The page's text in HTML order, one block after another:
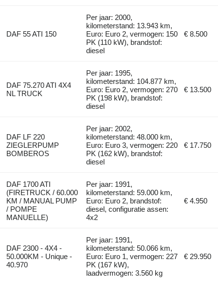
DAF 55 ATI 150
Per jaar: 2000,
kilometerstand: 13.943 km,
Euro: Euro 2, vermogen: 150
PK (110 kW), brandstof:
diesel
€ 8.500
DAF 75.270 ATI 4X4
NL TRUCK
Per jaar: 1995,
kilometerstand: 104.877 km,
Euro: Euro 2, vermogen: 270
PK (198 kW), brandstof:
diesel
€ 13.500
DAF LF 220
ZIEGLERPUMP
BOMBEROS
Per jaar: 2002,
kilometerstand: 48.000 km,
Euro: Euro 3, vermogen: 220
PK (162 kW), brandstof:
diesel
€ 17.750
DAF 1700 ATI
(FIRETRUCK / 60.000
KM / MANUAL PUMP
/ POMPE
MANUELLE)
Per jaar: 1991,
kilometerstand: 59.000 km,
Euro: Euro 2, brandstof:
diesel, configuratie assen:
4x2
€ 4.950
DAF 2300 - 4X4 -
50.000KM - Unique -
40.970
Per jaar: 1991,
kilometerstand: 50.066 km,
Euro: Euro 1, vermogen: 227
PK (167 kW),
laadvermogen: 3.560 kg
€ 29.950